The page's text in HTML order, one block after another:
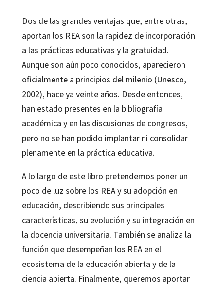
Dos de las grandes ventajas que, entre otras,
aportan los REA son la rapidez de incorporación
a las prácticas educativas y la gratuidad.
Aunque son aún poco conocidos, aparecieron
oficialmente a principios del milenio (Unesco,
2002), hace ya veinte años. Desde entonces,
han estado presentes en la bibliografía
académica y en las discusiones de congresos,
pero no se han podido implantar ni consolidar
plenamente en la práctica educativa.
A lo largo de este libro pretendemos poner un
poco de luz sobre los REA y su adopción en
educación, describiendo sus principales
características, su evolución y su integración en
la docencia universitaria. También se analiza la
función que desempeñan los REA en el
ecosistema de la educación abierta y de la
ciencia abierta. Finalmente, queremos aportar